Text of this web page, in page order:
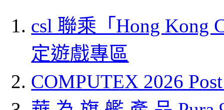
csl 聯乘「Hong Kong
定遊戲專區
COMPUTEX 2026